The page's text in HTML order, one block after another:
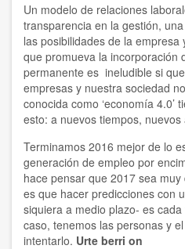
Un modelo de relaciones
transparencia en la gestión,
las posibilidades de la
que promueva la incorporación
permanente es ineludible si
empresas y nuestra sociedad
conocida como ‘economía 4.0’
esto: a nuevos tiempos, nuevos
Terminamos 2016 mejor de lo
generación de empleo por
hace pensar que 2017 sea
es que hacer predicciones con
siquiera a medio plazo- es
caso, tenemos las personas y
intentarlo. Urte berri on